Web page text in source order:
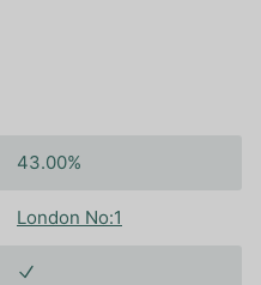
43.00%
London No:1